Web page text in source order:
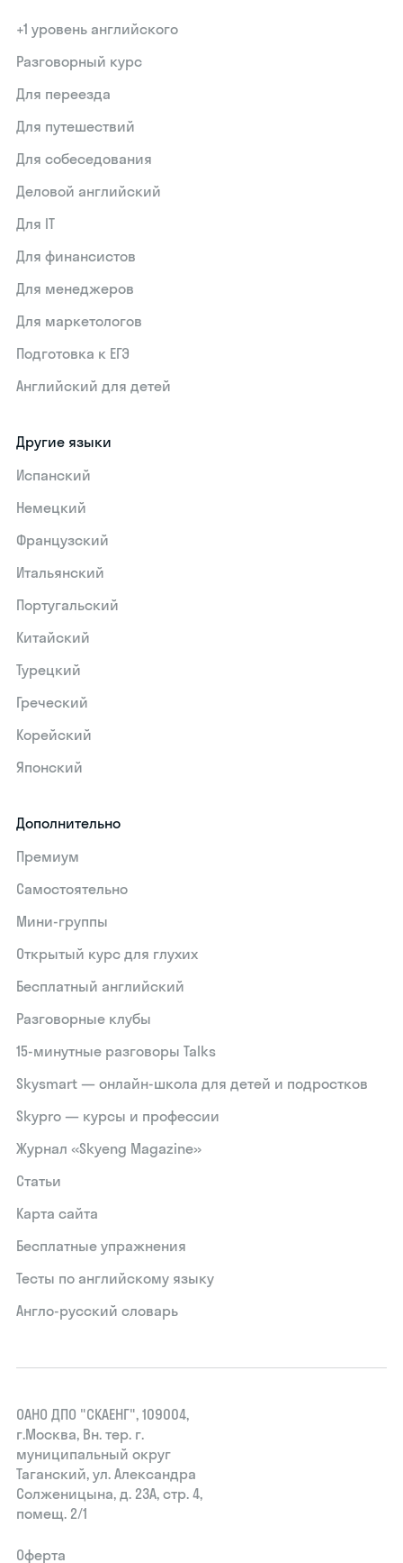
+1 уровень английского
Разговорный курс
Для переезда
Для путешествий
Для собеседования
Деловой английский
Для IT
Для финансистов
Для менеджеров
Для маркетологов
Подготовка к ЕГЭ
Английский для детей
Другие языки
Испанский
Немецкий
Французский
Итальянский
Португальский
Китайский
Турецкий
Греческий
Корейский
Японский
Дополнительно
Премиум
Самостоятельно
Мини-группы
Открытый курс для глухих
Бесплатный английский
Разговорные клубы
15‑минутные разговоры Talks
Skysmart — онлайн-школа для детей и подростков
Skypro — курсы и профессии
Журнал «Skyeng Magazine»
Статьи
Карта сайта
Бесплатные упражнения
Тесты по английскому языку
Англо-русский словарь
ОАНО ДПО "СКАЕНГ", 109004,
г.Москва, Вн. тер. г.
муниципальный округ
Таганский, ул. Александра
Солженицына, д. 23А, стр. 4,
помещ. 2/1
Оферта